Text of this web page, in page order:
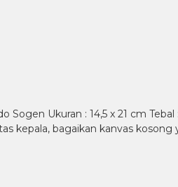
Ukuran : 14,5 x 21 cm
bagaikan kanvas kosong